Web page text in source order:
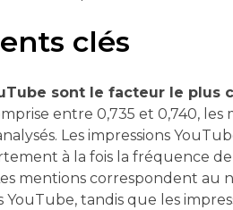
clés
sont le facteur le plus
entre 0,735 et 0,740,
Les impressions
à la fois la fréquence
mentions correspondent
YouTube, tandis que les